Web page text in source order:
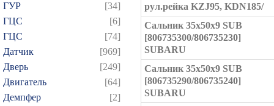
ГУР
[34]
ГЦC
[6]
ГЦС
[74]
Датчик
[969]
Дверь
[249]
Двигатель
[64]
Демпфер
[2]
рул.рейка KZJ95, KDN185/
Сальник 35x50x9 SUB
[806735300/806735230]
SUBARU
Сальник 35x50x9 SUB
[806735290/806735240]
SUBARU